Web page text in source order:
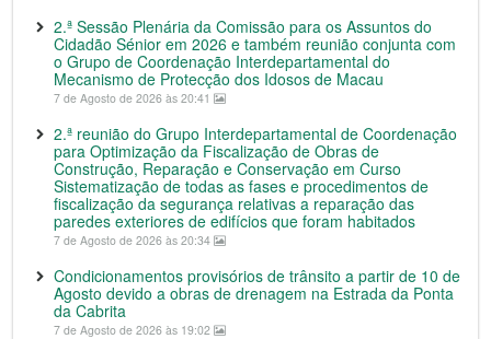
2.ª Sessão Plenária da Comissão para os Assuntos do
Cidadão Sénior em 2026 e também reunião conjunta com
o Grupo de Coordenação Interdepartamental do
Mecanismo de Protecção dos Idosos de Macau
7 de Agosto de 2026 às 20:41
2.ª reunião do Grupo Interdepartamental de Coordenação
para Optimização da Fiscalização de Obras de
Construção, Reparação e Conservação em Curso
Sistematização de todas as fases e procedimentos de
fiscalização da segurança relativas a reparação das
paredes exteriores de edifícios que foram habitados
7 de Agosto de 2026 às 20:34
Condicionamentos provisórios de trânsito a partir de 10 de
Agosto devido a obras de drenagem na Estrada da Ponta
da Cabrita
7 de Agosto de 2026 às 19:02